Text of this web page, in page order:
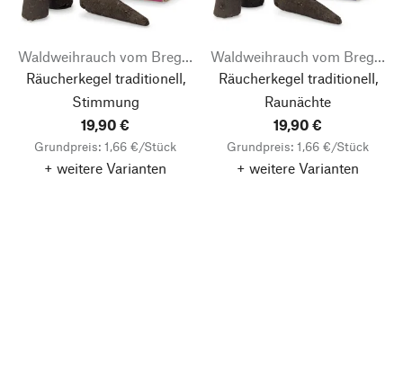
Waldweihrauch vom Bregahof
Räucherkegel traditionell,
Stimmung
19,90 €
Grundpreis: 1,66 €/Stück
+ weitere Varianten
Waldweihrauch vom Bregahof
Räucherkegel traditionell,
Raunächte
19,90 €
Grundpreis: 1,66 €/Stück
+ weitere Varianten